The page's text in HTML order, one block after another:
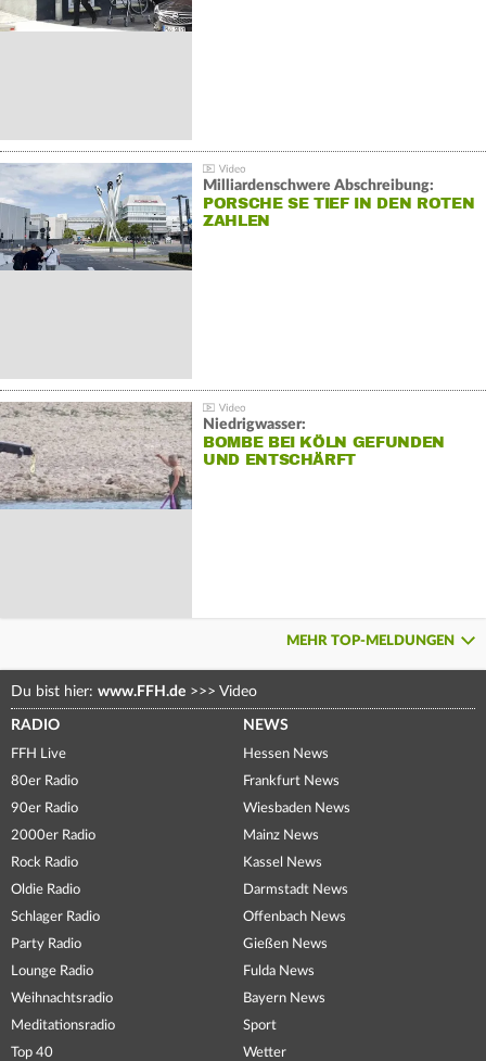
Milliardenschwere Abschreibung:
PORSCHE SE TIEF IN DEN ROTEN
ZAHLEN
Niedrigwasser:
BOMBE BEI KÖLN GEFUNDEN
UND ENTSCHÄRFT
MEHR TOP-MELDUNGEN
Du bist hier: www.FFH.de >>> Video
RADIO
FFH Live
80er Radio
90er Radio
2000er Radio
Rock Radio
Oldie Radio
Schlager Radio
Party Radio
Lounge Radio
Weihnachtsradio
Meditationsradio
Top 40
NEWS
Hessen News
Frankfurt News
Wiesbaden News
Mainz News
Kassel News
Darmstadt News
Offenbach News
Gießen News
Fulda News
Bayern News
Sport
Wetter